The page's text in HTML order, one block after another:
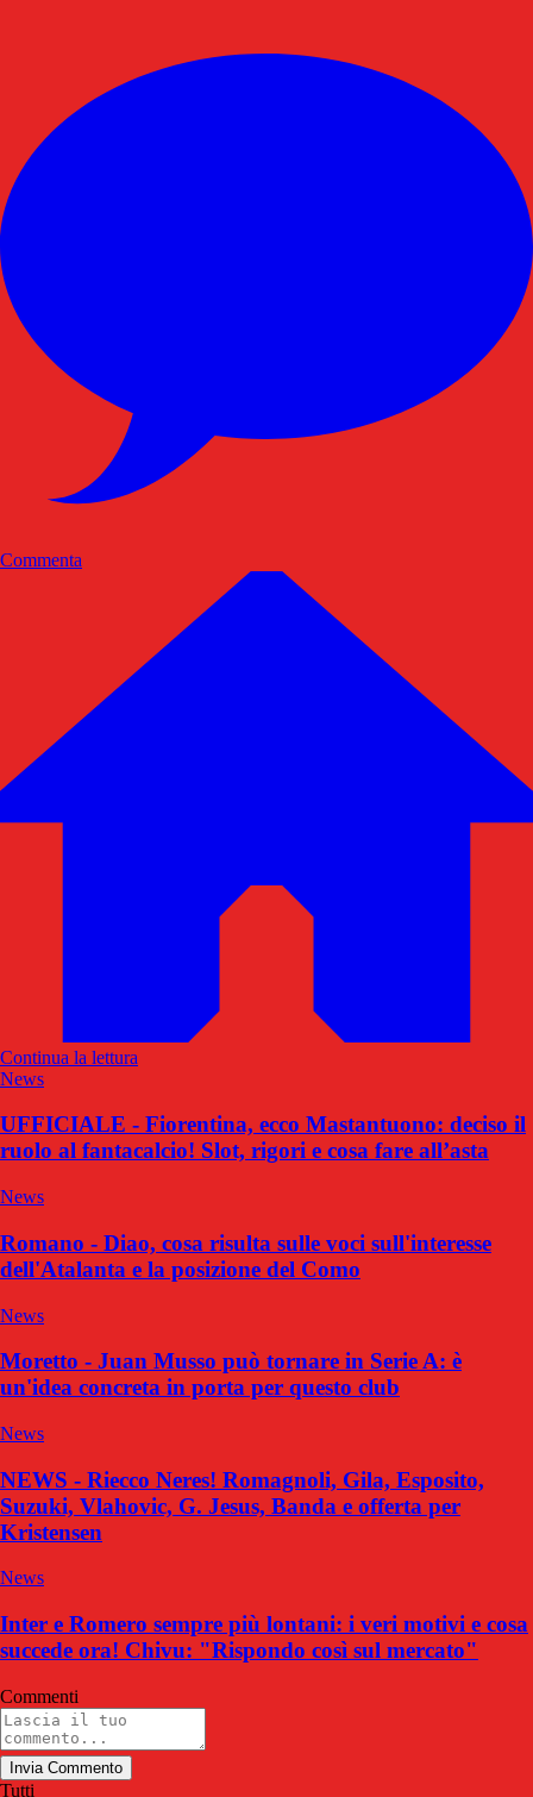
Commenta
Continua la lettura
News
UFFICIALE - Fiorentina, ecco Mastantuono: deciso il
ruolo al fantacalcio! Slot, rigori e cosa fare all’asta
News
Romano - Diao, cosa risulta sulle voci sull'interesse
dell'Atalanta e la posizione del Como
News
Moretto - Juan Musso può tornare in Serie A: è
un'idea concreta in porta per questo club
News
NEWS - Riecco Neres! Romagnoli, Gila, Esposito,
Suzuki, Vlahovic, G. Jesus, Banda e offerta per
Kristensen
News
Inter e Romero sempre più lontani: i veri motivi e cosa
succede ora! Chivu: "Rispondo così sul mercato"
Commenti
Invia Commento
Tutti